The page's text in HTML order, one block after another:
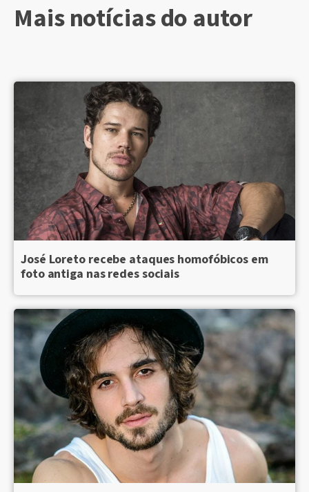
Mais notícias do autor
José Loreto recebe ataques homofóbicos em
foto antiga nas redes sociais